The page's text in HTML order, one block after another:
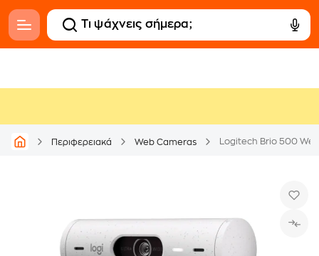
Περιφερειακά Web Cameras Logitech Brio 500